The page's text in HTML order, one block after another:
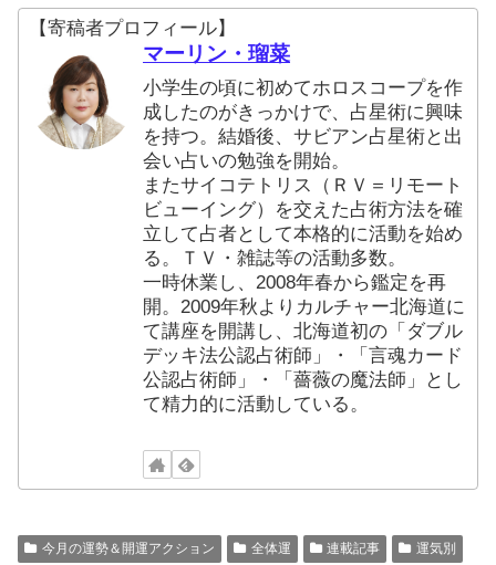
【寄稿者プロフィール】
マーリン・瑠菜
小学生の頃に初めてホロスコープを作
成したのがきっかけで、占星術に興味
を持つ。結婚後、サビアン占星術と出
会い占いの勉強を開始。
またサイコテトリス（ＲＶ＝リモート
ビューイング）を交えた占術方法を確
立して占者として本格的に活動を始め
る。ＴＶ・雑誌等の活動多数。
一時休業し、2008年春から鑑定を再
開。2009年秋よりカルチャー北海道に
て講座を開講し、北海道初の「ダブル
デッキ法公認占術師」・「言魂カード
公認占術師」・「薔薇の魔法師」とし
て精力的に活動している。
今月の運勢＆開運アクション 全体運 連載記事 運気別